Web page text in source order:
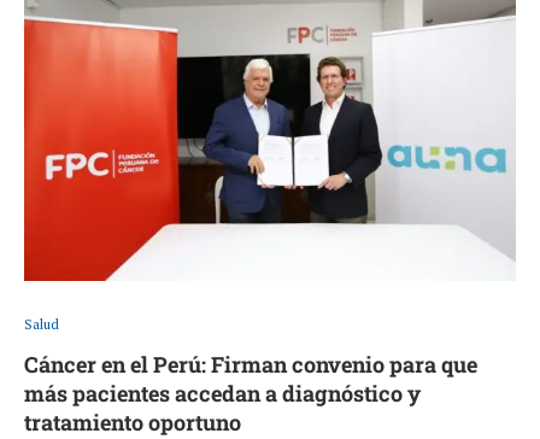
Salud
Cáncer en el Perú: Firman convenio para que
más pacientes accedan a diagnóstico y
tratamiento oportuno